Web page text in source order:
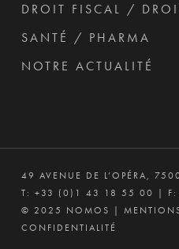
DROIT FISCAL /
SANTÉ / PHARMA
NOTRE ACTUALITÉ
49 AVENUE DE L’OPÉRA,
T: +33 (0)1 43 18 55 00 |
© 2025 NOMOS |
CONFIDENTIALITÉ